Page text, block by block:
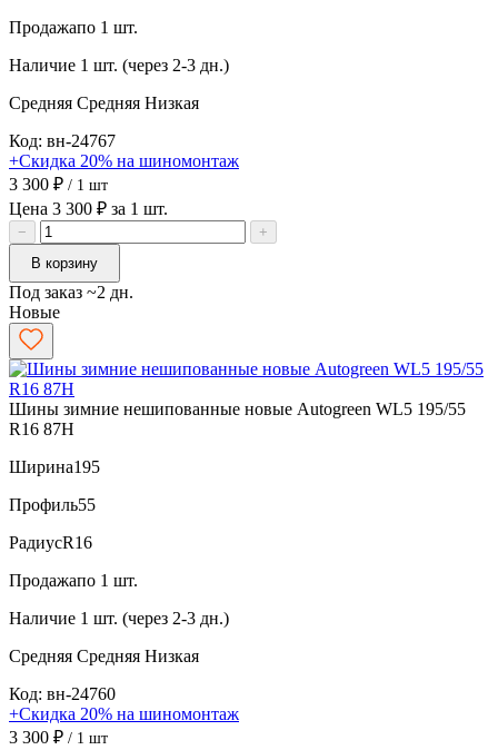
Продажапо 1 шт.
Наличие 1 шт. (через 2-3 дн.)
Средняя Средняя Низкая
Код: вн-24767
+Скидка 20% на шиномонтаж
3 300 ₽ / 1 шт
Цена 3 300 ₽ за 1 шт.
−
+
В корзину
Под заказ ~2 дн.
Новые
Шины зимние нешипованные новые Autogreen WL5 195/55
R16 87H
Ширина195
Профиль55
РадиусR16
Продажапо 1 шт.
Наличие 1 шт. (через 2-3 дн.)
Средняя Средняя Низкая
Код: вн-24760
+Скидка 20% на шиномонтаж
3 300 ₽ / 1 шт